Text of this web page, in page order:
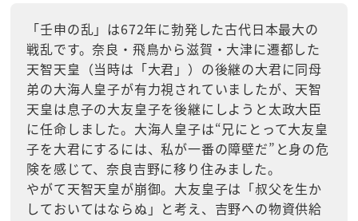
「壬申の乱」は672年に勃発した古代日本最大の
戦乱です。奈良・飛鳥から滋賀・大津に遷都した
天智天皇（当時は「大君」）の後継の大君に同母
弟の大海人皇子が有力視されていましたが、天智
天皇は息子の大友皇子を後継にしようと太政大臣
に任命しました。大海人皇子は“兄にとって大友皇
子を大君にするには、私が一番の障壁だ”と身の危
険を感じて、奈良吉野に移り住みました。
やがて天智天皇が崩御。大友皇子は「叔父を生か
しておいてはならぬ」と考え、吉野への物資供給